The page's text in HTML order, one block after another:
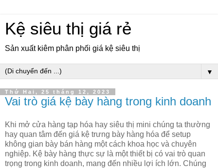
Kệ siêu thị giá rẻ
Sản xuất kiêm phân phối giá kệ siêu thị
▼
Thứ Hai, 25 tháng 12, 2023
Vai trò giá kệ bày hàng trong kinh doanh
Khi mở cửa hàng tạp hóa hay siêu thị mini chúng ta thường
hay quan tâm đến giá kệ trưng bày hàng hóa để setup
không gian bày bán hàng một cách khoa học và chuyên
nghiệp. Kệ bày hàng thực sự là một thiết bị có vai trò quan
trọng trong kinh doanh, mang đến nhiều lợi ích lớn. Chúng